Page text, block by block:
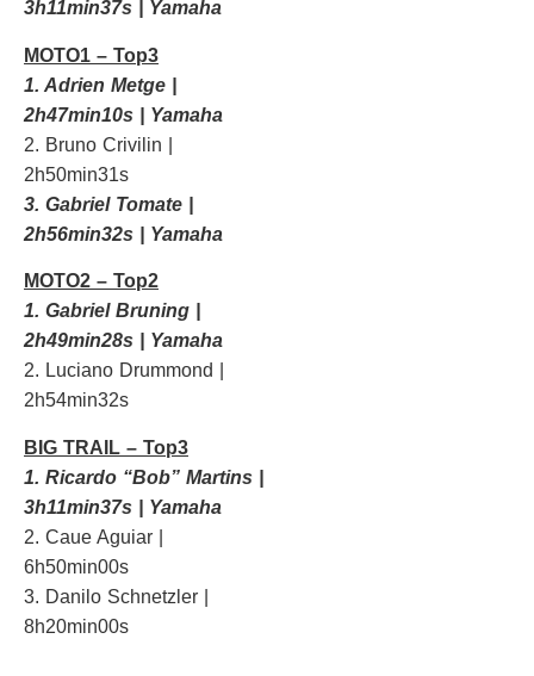
3h11min37s | Yamaha
MOTO1 – Top3
1. Adrien Metge |
2h47min10s | Yamaha
2. Bruno Crivilin |
2h50min31s
3. Gabriel Tomate |
2h56min32s | Yamaha
MOTO2 – Top2
1. Gabriel Bruning |
2h49min28s | Yamaha
2. Luciano Drummond |
2h54min32s
BIG TRAIL – Top3
1. Ricardo “Bob” Martins |
3h11min37s | Yamaha
2. Caue Aguiar |
6h50min00s
3. Danilo Schnetzler |
8h20min00s